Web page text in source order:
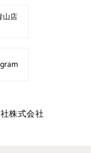
山店
株式会社